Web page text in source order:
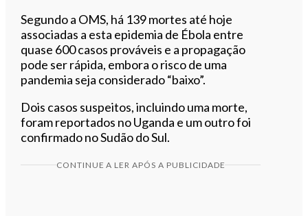
Segundo a OMS, há 139 mortes até hoje
associadas a esta epidemia de Ébola entre
quase 600 casos prováveis e a propagação
pode ser rápida, embora o risco de uma
pandemia seja considerado “baixo”.
Dois casos suspeitos, incluindo uma morte,
foram reportados no Uganda e um outro foi
confirmado no Sudão do Sul.
CONTINUE A LER APÓS A PUBLICIDADE